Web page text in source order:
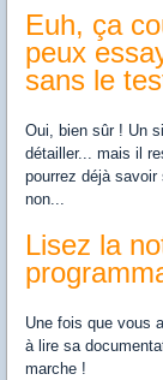
Euh, ça
peux
sans le
Oui, bien sûr ! Un
détailler... mais il
pourrez déjà
non...
Lisez la
Une fois que vous
à lire sa
marche !